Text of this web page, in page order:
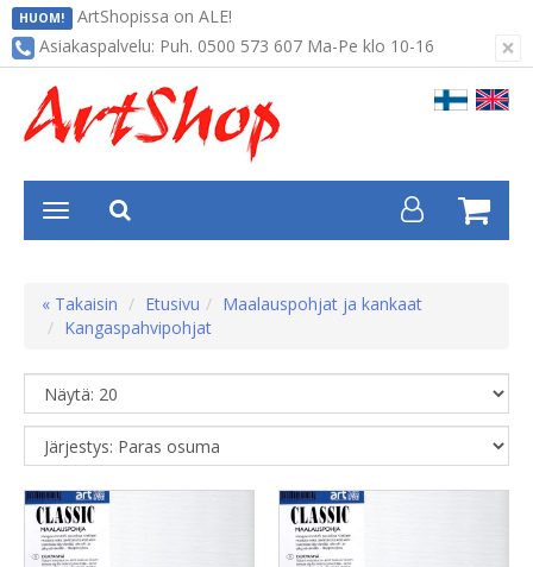
HUOM! ArtShopissa on ALE!
×
Asiakaspalvelu: Puh. 0500 573 607 Ma-Pe klo 10-16
« Takaisin Etusivu
Maalauspohjat ja kankaat
Kangaspahvipohjat